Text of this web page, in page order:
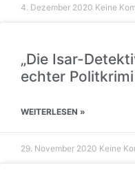
4. Dezember 2020 Keine
„Die Isar-
echter
WEITERLESEN »
29. November 2020 Keine